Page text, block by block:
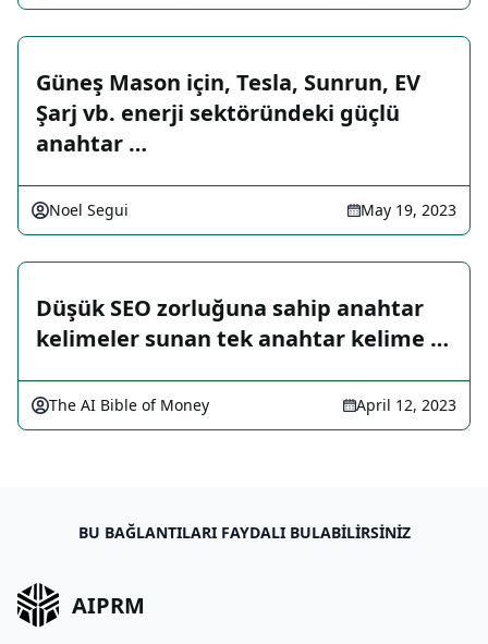
Güneş Mason için, Tesla, Sunrun, EV
Şarj vb. enerji sektöründeki güçlü
anahtar …
Noel Segui May 19, 2023
Düşük SEO zorluğuna sahip anahtar
kelimeler sunan tek anahtar kelime …
The AI Bible of Money April 12, 2023
BU BAĞLANTILARI FAYDALI BULABILIRSINIZ
AIPRM